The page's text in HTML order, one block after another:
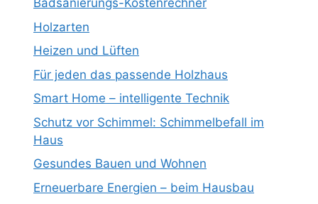
Badsanierungs-Kostenrechner
Holzarten
Heizen und Lüften
Für jeden das passende Holzhaus
Smart Home – intelligente Technik
Schutz vor Schimmel: Schimmelbefall im
Haus
Gesundes Bauen und Wohnen
Erneuerbare Energien – beim Hausbau